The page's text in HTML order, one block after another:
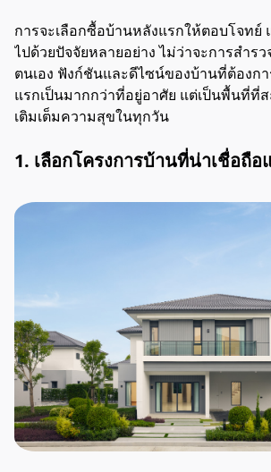
การจะเลือกซื้อบ้านหลังแรกให้ตอบโจทย์
ไปด้วยปัจจัยหลายอย่าง ไม่ว่าจะการสำร
ตนเอง ฟังก์ชันและดีไซน์ของบ้านที่ต้องก
แรกเป็นมากกว่าที่อยู่อาศัย แต่เป็นพื้นที่ที่
เติมเต็มความสุขในทุกวัน
1. เลือกโครงการบ้านที่น่าเชื่อถื